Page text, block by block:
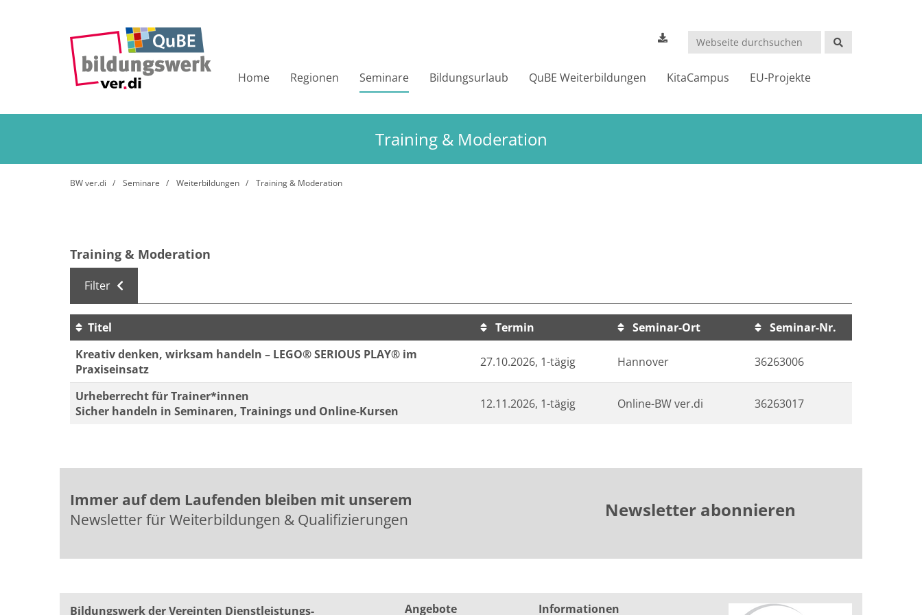
Suchen
Home Regionen Seminare Bildungsurlaub QuBE Weiterbildungen KitaCampus EU-Projekte
Training & Moderation
BW ver.di Seminare Weiterbildungen Training & Moderation
Training & Moderation
Filter
Kursübersicht. Tabellenüberschriften können sortiert werden.
Titel Termin Seminar-Ort
Seminar-Nr.
Kreativ denken, wirksam handeln – LEGO® SERIOUS PLAY® im
Praxiseinsatz
27.10.2026, 1-tägig Hannover 36263006
Urheberrecht für Trainer*innen
Sicher handeln in Seminaren, Trainings und Online-Kursen
12.11.2026, 1-tägig Online-BW ver.di 36263017
Immer auf dem Laufenden bleiben mit unserem
Newsletter für Weiterbildungen & Qualifizierungen
Newsletter abonnieren
Bildungswerk der Vereinten Dienst­leis­tungs­ Angebote Informationen